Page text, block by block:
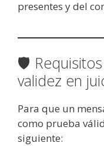
presentes y del
🛡️
validez en
Para que un
como prueba
siguiente: